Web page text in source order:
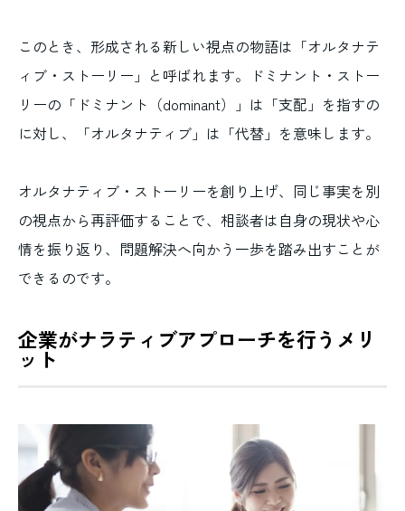
このとき、形成される新しい視点の物語は「オルタナテ
ィブ・ストーリー」と呼ばれます。ドミナント・ストー
リーの「ドミナント（dominant）」は「支配」を指すの
に対し、「オルタナティブ」は「代替」を意味します。
オルタナティブ・ストーリーを創り上げ、同じ事実を別
の視点から再評価することで、相談者は自身の現状や心
情を振り返り、問題解決へ向かう一歩を踏み出すことが
できるのです。
企業がナラティブアプローチを行うメリ
ット